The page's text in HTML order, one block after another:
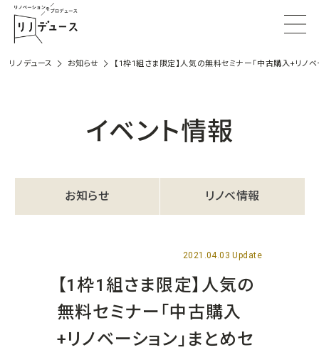
リノデュース お知らせ 【1枠1組さま限定】人気の無料セミナー「中古購入+リノベ
イベント情報
お知らせ リノベ情報
2021.04.03 Update
【1枠1組さま限定】人気の
無料セミナー「中古購入
+リノベーション」まとめセ